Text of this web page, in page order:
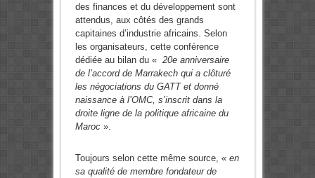
des finances et du développement sont
attendus, aux côtés des grands
capitaines d’industrie africains. Selon
les organisateurs, cette conférence
dédiée au bilan du « 20e anniversaire
de l’accord de Marrakech qui a clôturé
les négociations du GATT et donné
naissance à l’OMC, s’inscrit dans la
droite ligne de la politique africaine du
Maroc ».
Toujours selon cette même source, « en
sa qualité de membre fondateur de